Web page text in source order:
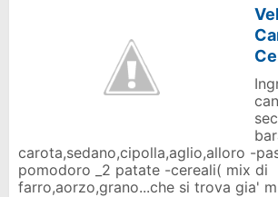
carota,sedano,cipolla,aglio,alloro -
pomodoro _2 patate -cereali( mix di
farro,aorzo,grano...che si trova gia'